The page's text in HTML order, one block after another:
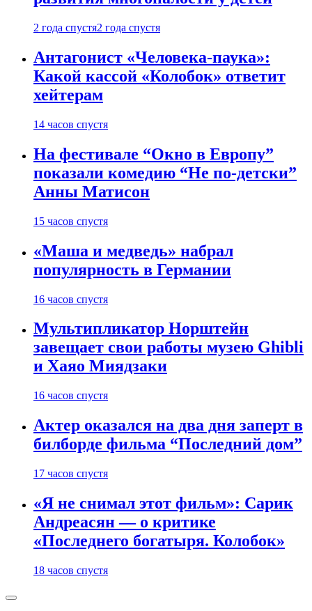
2 года спустя2 года спустя
Антагонист «Человека-паука»:
Какой кассой «Колобок» ответит
хейтерам
14 часов спустя
На фестивале “Окно в Европу”
показали комедию “Не по-детски”
Анны Матисон
15 часов спустя
«Маша и медведь» набрал
популярность в Германии
16 часов спустя
Мультипликатор Норштейн
завещает свои работы музею Ghibli
и Хаяо Миядзаки
16 часов спустя
Актер оказался на два дня заперт в
билборде фильма “Последний дом”
17 часов спустя
«Я не снимал этот фильм»: Сарик
Андреасян — о критике
«Последнего богатыря. Колобок»
18 часов спустя